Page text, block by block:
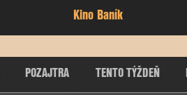
Kino Baník
POZAJTRA TENTO TÝŽDEŇ